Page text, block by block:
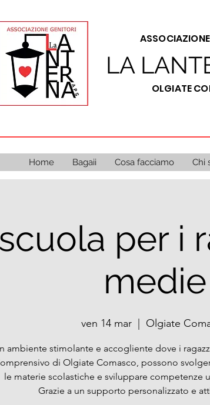
A
LA
OLGIATE
Home Bagaii Cosa facciamo Chi
per i
medie
ven 14 mar Olgiate
ambiente stimolante e accogliente dove i
di Olgiate Comasco, possono
le materie scolastiche e sviluppare competenze
Grazie a un supporto personalizzato e